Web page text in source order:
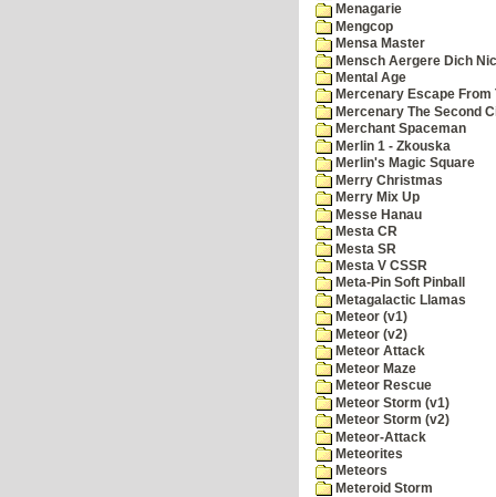
Menagarie
Mengcop
Mensa Master
Mensch Aergere Dich
Mental Age
Mercenary Escape From
Mercenary The Second
Merchant Spaceman
Merlin 1 - Zkouska
Merlin's Magic Square
Merry Christmas
Merry Mix Up
Messe Hanau
Mesta CR
Mesta SR
Mesta V CSSR
Meta-Pin Soft Pinball
Metagalactic Llamas
Meteor (v1)
Meteor (v2)
Meteor Attack
Meteor Maze
Meteor Rescue
Meteor Storm (v1)
Meteor Storm (v2)
Meteor-Attack
Meteorites
Meteors
Meteroid Storm